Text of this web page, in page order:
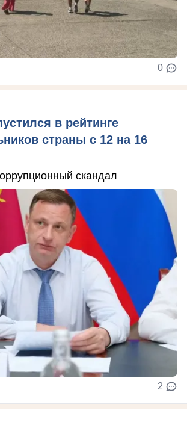
0
в рейтинге
страны с 12 на 16
скандал
2